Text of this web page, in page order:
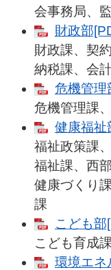
会事務局、
財政部
財政課、契
納税課、会
危機管理
危機管理課
健康福祉
福祉政策課
福祉課、西
健康づくり
課
こども
こども育成
環境エネ